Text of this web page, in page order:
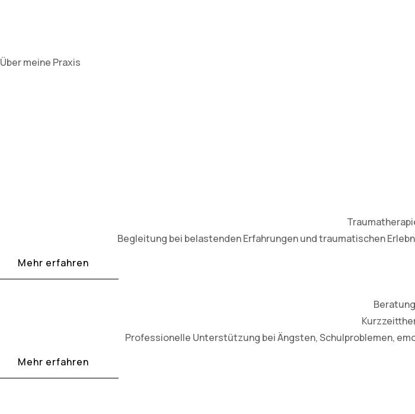
Über meine Praxis
Begleitung bei belastenden Erfahrungen und traumatischen
Mehr erfahren
Professionelle Unterstützung bei Ängsten, Schulproblemen,
Mehr erfahren